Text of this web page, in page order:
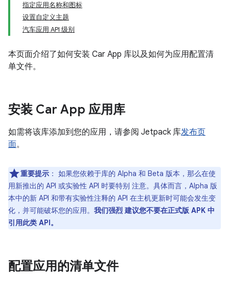
指定应用名称和图标
设置自定义主题
汽车应用 API 级别
本页面介绍了如何安装 Car App 库以及如何为应用配置清
单文件。
安装 Car App 应用库
如需将该库添加到您的应用，请参阅 Jetpack 库发布页
面。
重要提示 ： 如果您依赖于库的 Alpha 和 Beta 版本，那么在使
用新推出的 API 或实验性 API 时要特别 注意。具体而言，Alpha 版
本中的新 API 和带有实验性注释的 API 在主机更新时可能会发生变
化，并可能破坏您的应用。 我们强烈 建议您不要在正式版 APK 中
引用此类 API。
配置应用的清单文件